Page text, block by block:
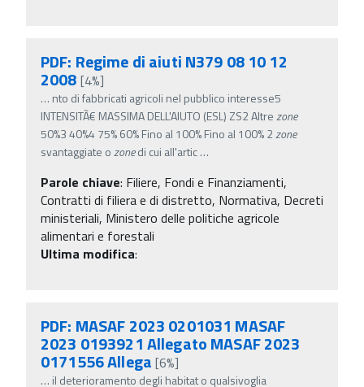
PDF: Regime di aiuti N379 08 10 12
2008 [4%]
… nto di fabbricati agricoli nel pubblico interesse5
INTENSITÃ€ MASSIMA DELL'AIUTO (ESL) ZS2 Altrezone
50%3 40%4 75% 60% Fino al 100% Fino al 100% 2zone
svantaggiate ozonedi cui all'artic…
Parole chiave: Filiere, Fondi e Finanziamenti,
Contratti di filiera e di distretto, Normativa, Decreti
ministeriali, Ministero delle politiche agricole
alimentari e forestali
Ultima modifica:
PDF: MASAF 2023 0201031 MASAF
2023 0193921 Allegato MASAF 2023
0171556 Allega [6%]
… il deterioramento degli habitat o qualsivoglia